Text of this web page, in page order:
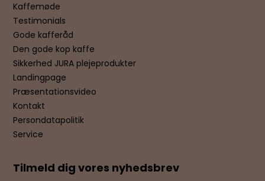
Kaffemøde
Testimonials
Gode kafferåd
Den gode kop kaffe
Sikkerhed JURA plejeprodukter
Landingpage
Præsentationsvideo
Kontakt
Persondatapolitik
Service
Tilmeld dig vores nyhedsbrev